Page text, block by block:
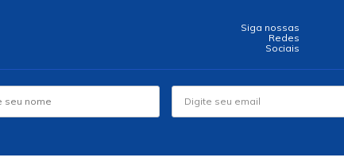
Siga nossas
Redes
Sociais